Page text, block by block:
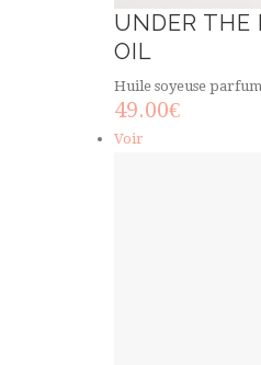
UNDER THE
OIL
Huile soyeuse
49.00€
Voir